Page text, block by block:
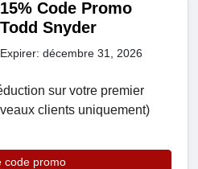
15% Code Promo
Todd Snyder
Expirer: décembre 31, 2026
sur votre premier
clients uniquement)
code promo